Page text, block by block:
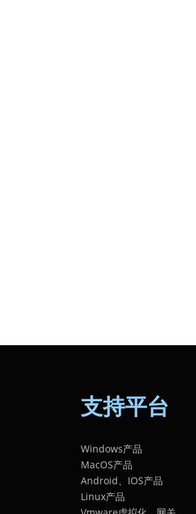
支持平台
Windows产品
MacOS产品
Android、IOS产品
Linux产品